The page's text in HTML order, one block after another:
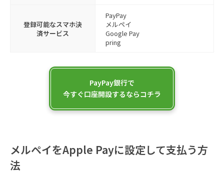
登録可能なスマホ決
済サービス
PayPay
メルペイ
Google Pay
pring
PayPay銀行で
今すぐ口座開設するならコチラ
メルペイをApple Payに設定して支払う方
法